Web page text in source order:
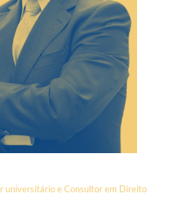
universitário e Consultor em Direito